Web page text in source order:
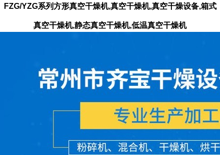
FZG/YZG系列方形真空干燥机,真空干燥机,真空干燥设备,箱式
真空干燥机,静态真空干燥机,低温真空干燥机